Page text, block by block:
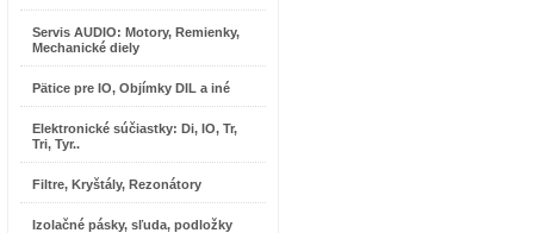
Servis AUDIO: Motory, Remienky,
Mechanické diely
Pätice pre IO, Objímky DIL a iné
Elektronické súčiastky: Di, IO, Tr,
Tri, Tyr..
Filtre, Kryštály, Rezonátory
Izolačné pásky, sľuda, podložky